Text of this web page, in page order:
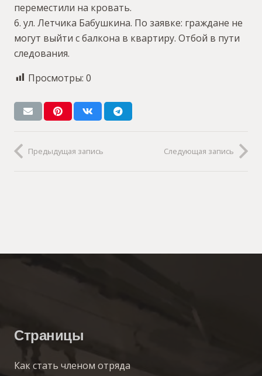
переместили на кровать.
6. ул. Летчика Бабушкина. По заявке: граждане не
могут выйти с балкона в квартиру. Отбой в пути
следования.
Просмотры: 0
Предыдущая запись Следующая запись
Страницы
Как стать членом отряда